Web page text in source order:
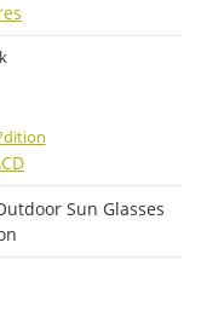
Sun Glasses